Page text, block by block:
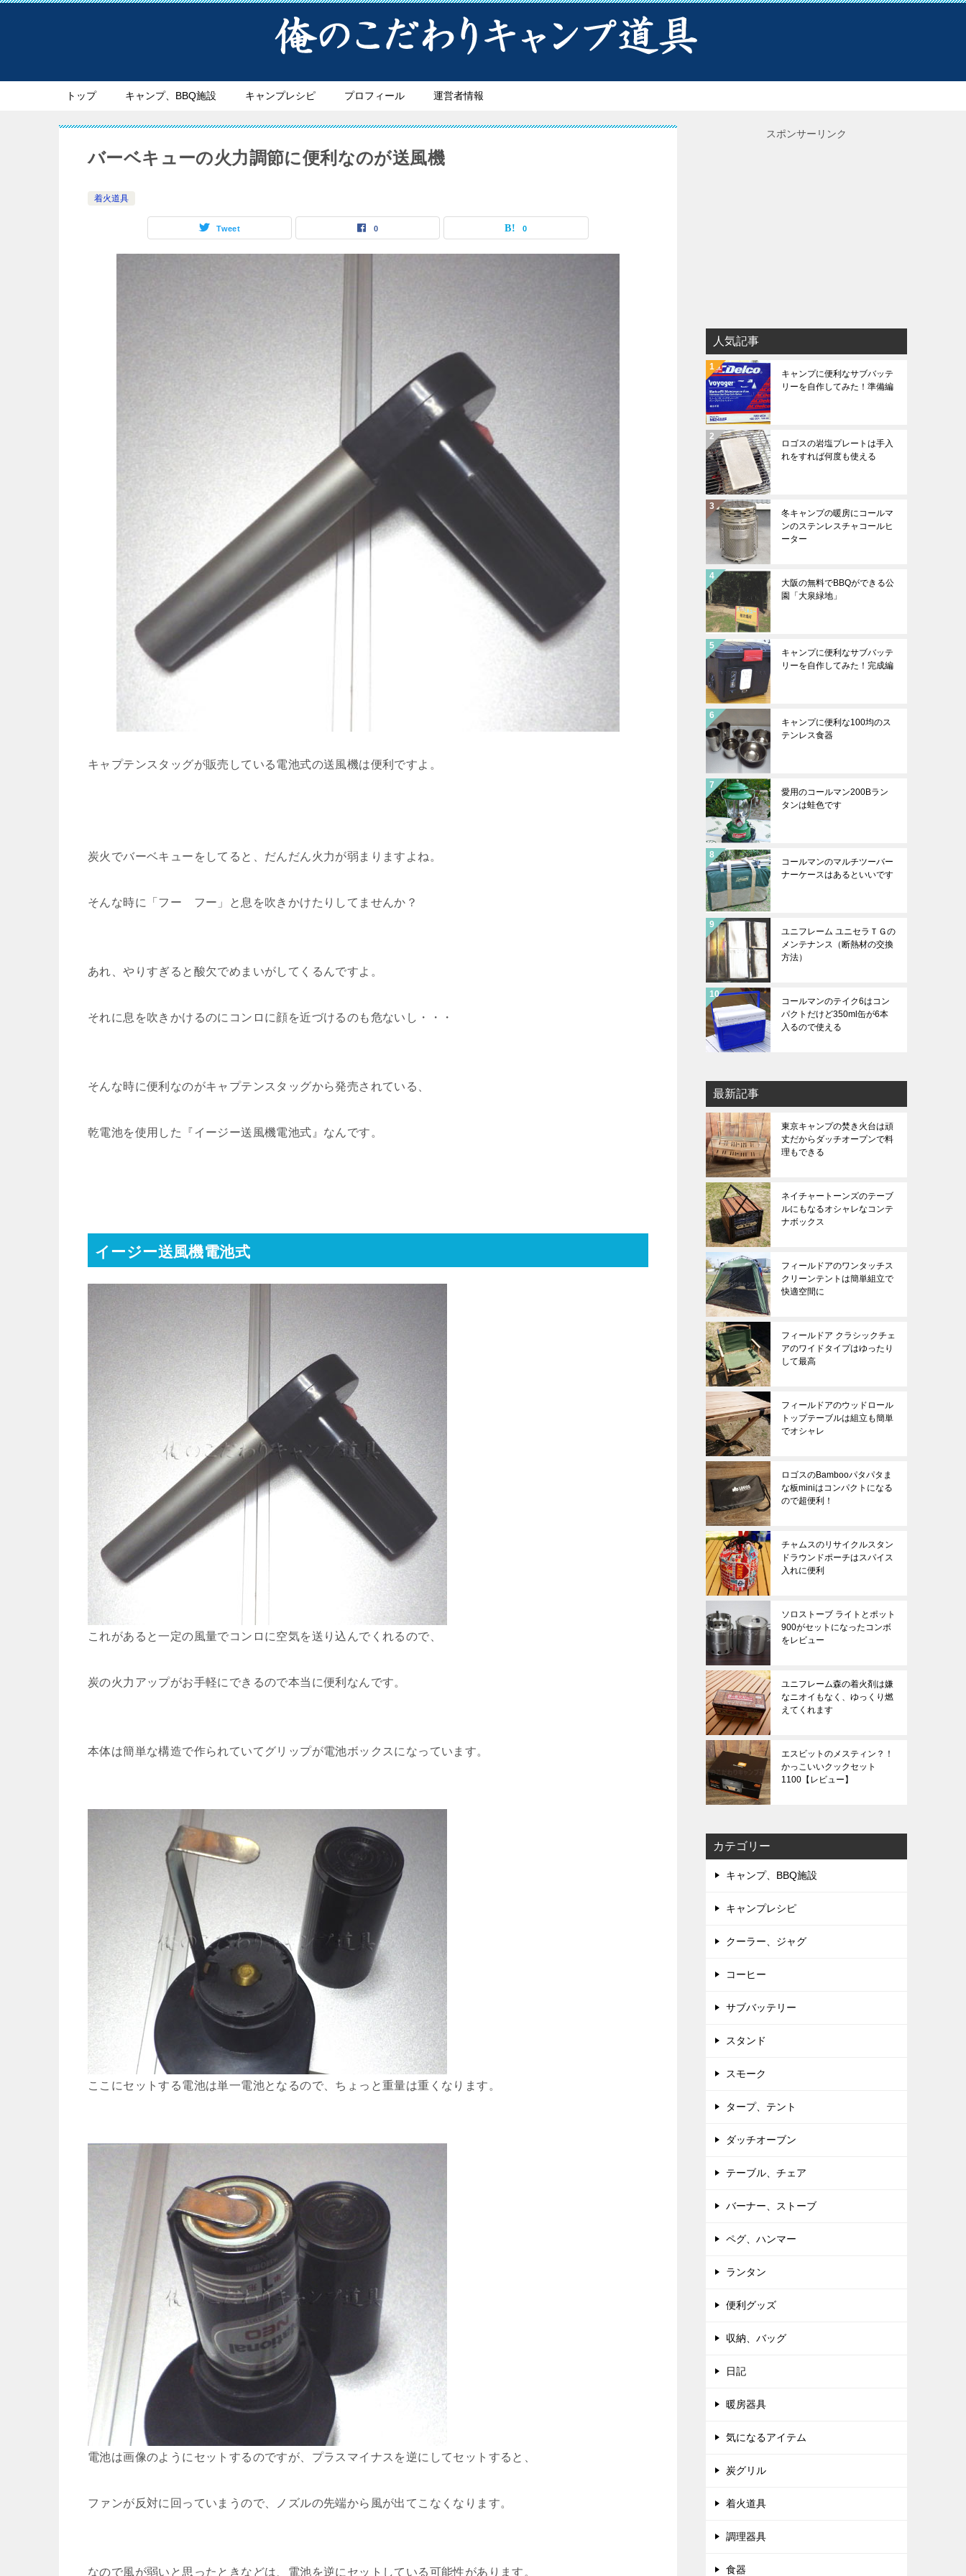
トップ キャンプ、BBQ施設 キャンプレシピ プロフィール 運営者情報
バーベキューの火力調節に便利なのが送風機
着火道具
Tweet 0 0
キャプテンスタッグが販売している電池式の送風機は便利ですよ。
炭火でバーベキューをしてると、だんだん火力が弱まりますよね。
そんな時に「フー フー」と息を吹きかけたりしてませんか？
あれ、やりすぎると酸欠でめまいがしてくるんですよ。
それに息を吹きかけるのにコンロに顔を近づけるのも危ないし・・・
そんな時に便利なのがキャプテンスタッグから発売されている、
乾電池を使用した『イージー送風機電池式』なんです。
イージー送風機電池式
これがあると一定の風量でコンロに空気を送り込んでくれるので、
炭の火力アップがお手軽にできるので本当に便利なんです。
本体は簡単な構造で作られていてグリップが電池ボックスになっています。
ここにセットする電池は単一電池となるので、ちょっと重量は重くなります。
電池は画像のようにセットするのですが、プラスマイナスを逆にしてセットすると、
ファンが反対に回っていまうので、ノズルの先端から風が出てこなくなります。
なので風が弱いと思ったときなどは、電池を逆にセットしている可能性があります。
スポンサーリンク
人気記事
キャンプに便利なサブバッテ
リーを自作してみた！準備編
ロゴスの岩塩プレートは手入
れをすれば何度も使える
冬キャンプの暖房にコールマ
ンのステンレスチャコールヒ
ーター
大阪の無料でBBQができる公
園「大泉緑地」
キャンプに便利なサブバッテ
リーを自作してみた！完成編
キャンプに便利な100均のス
テンレス食器
愛用のコールマン200Bラン
タンは蛙色です
コールマンのマルチツーバー
ナーケースはあるといいです
ユニフレーム ユニセラＴＧの
メンテナンス（断熱材の交換
方法）
コールマンのテイク6はコン
パクトだけど350ml缶が6本
入るので使える
最新記事
東京キャンプの焚き火台は頑
丈だからダッチオープンで料
理もできる
ネイチャートーンズのテーブ
ルにもなるオシャレなコンテ
ナボックス
フィールドアのワンタッチス
クリーンテントは簡単組立で
快適空間に
フィールドア クラシックチェ
アのワイドタイプはゆったり
して最高
フィールドアのウッドロール
トップテーブルは組立も簡単
でオシャレ
ロゴスのBambooパタパタま
な板miniはコンパクトになる
ので超便利！
チャムスのリサイクルスタン
ドラウンドポーチはスパイス
入れに便利
ソロストーブ ライトとポット
900がセットになったコンボ
をレビュー
ユニフレーム森の着火剤は嫌
なニオイもなく、ゆっくり燃
えてくれます
エスビットのメスティン？！
かっこいいクックセット
1100【レビュー】
カテゴリー
キャンプ、BBQ施設
キャンプレシピ
クーラー、ジャグ
コーヒー
サブバッテリー
スタンド
スモーク
タープ、テント
ダッチオーブン
テーブル、チェア
バーナー、ストーブ
ペグ、ハンマー
ランタン
便利グッズ
収納、バッグ
日記
暖房器具
気になるアイテム
炭グリル
着火道具
調理器具
食器